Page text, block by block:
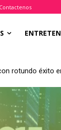
Contactenos
rotundo éxito